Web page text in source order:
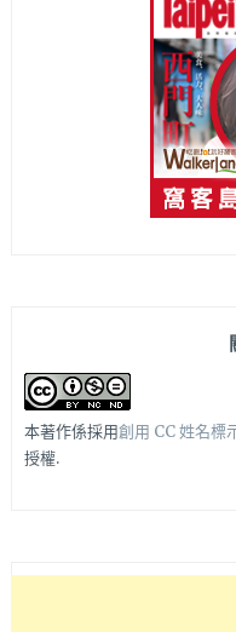
本著作係採用創用 CC 姓名標
授權.